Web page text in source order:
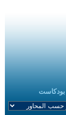
بودكاست